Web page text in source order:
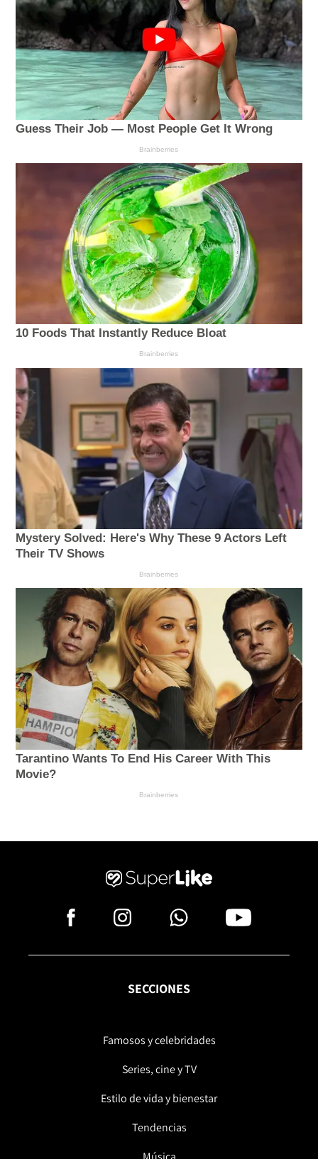
SECCIONES
Famosos y celebridades
Series, cine y TV
Estilo de vida y bienestar
Tendencias